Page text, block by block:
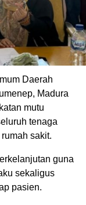
Daerah
Madura
mutu
tenaga
sakit.
guna
sekaligus
pasien.